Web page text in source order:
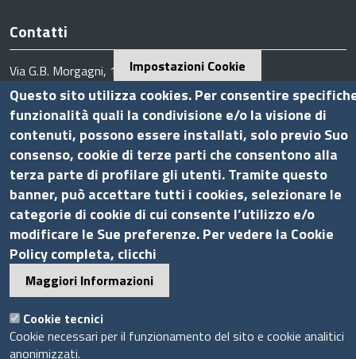
Contatti
Via G.B. Morgagni, 13 - 00161 Roma
Tel.: +39 06 44231314
P.Iva 01898631005
C.F. 07888290587
Pecinfo.assocamerestero@legalmail.it
info@assocamerestero.it
dpo@assocamerestero.it
Seguici su
Sito web
Accesso INTRANET
Impostazioni Cookie
Questo sito utilizza cookies. Per consentire
funzionalità quali la condivisione e/o la visione di
contenuti, possono essere installati, solo previo Suo
consenso, cookie di terze parti che consentono alla
terza parte di profilare gli utenti. Tramite questo
banner, può accettare tutti i cookies, selezionare le
categorie di cookie di cui consente l’utilizzo e/o
modificare le Sue preferenze. Per vedere la Cookie
Policy completa, clicchi
Maggiori Informazioni
Cookie tecnici
Cookie necessari per il funzionamento del sito e cookie analitici
anonimizzati.